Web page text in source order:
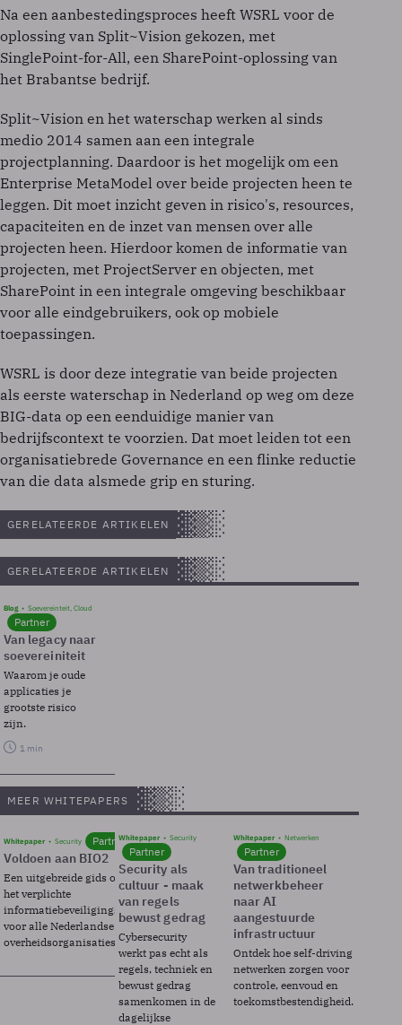
Na een aanbestedingsproces heeft WSRL voor de
oplossing van Split~Vision gekozen, met
SinglePoint-for-All, een SharePoint-oplossing van
het Brabantse bedrijf.
Split~Vision en het waterschap werken al sinds
medio 2014 samen aan een integrale
projectplanning. Daardoor is het mogelijk om een
Enterprise MetaModel over beide projecten heen te
leggen. Dit moet inzicht geven in risico's, resources,
capaciteiten en de inzet van mensen over alle
projecten heen. Hierdoor komen de informatie van
projecten, met ProjectServer en objecten, met
SharePoint in een integrale omgeving beschikbaar
voor alle eindgebruikers, ook op mobiele
toepassingen.
WSRL is door deze integratie van beide projecten
als eerste waterschap in Nederland op weg om deze
BIG-data op een eenduidige manier van
bedrijfscontext te voorzien. Dat moet leiden tot een
organisatiebrede Governance en een flinke reductie
van die data alsmede grip en sturing.
GERELATEERDE ARTIKELEN
GERELATEERDE ARTIKELEN
Blog Soevereinteit, Cloud
Partner
Van legacy naar
soevereiniteit
Waarom je oude
applicaties je
grootste risico
zijn.
1 min
MEER WHITEPAPERS
Whitepaper Security Partner
Voldoen aan BIO2
Een uitgebreide gids over BIO2,
het verplichte
informatiebeveiligingsframework
voor alle Nederlandse
overheidsorganisaties.
Whitepaper Security
Partner
Security als
cultuur - maak
van regels
bewust gedrag
Cybersecurity
werkt pas echt als
regels, techniek en
bewust gedrag
samenkomen in de
dagelijkse
Whitepaper Netwerken
Partner
Van traditioneel
netwerkbeheer
naar AI
aangestuurde
infrastructuur
Ontdek hoe self-driving
netwerken zorgen voor
controle, eenvoud en
toekomstbestendigheid.